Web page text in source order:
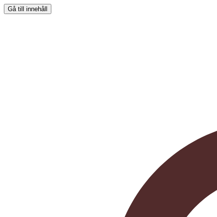
Gå till innehåll